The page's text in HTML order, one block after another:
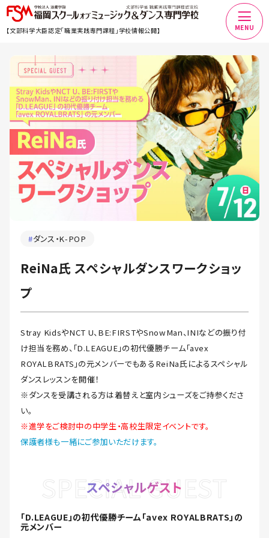
【文部科学大臣認定「職業実践専門課程」学校情報公開】 MENU
#ダンス・K-POP
ReiNa氏 スペシャルダンスワークショッ
プ
Stray KidsやNCT U、BE:FIRSTやSnowMan、INIなどの振り付
け担当を務め、「D.LEAGUE」の初代優勝チーム「avex
ROYALBRATS」の元メンバーでもあるReiNa氏によるスペシャル
ダンスレッスンを開催！
※ダンスを受講される方は着替えと室内シューズをご持参くださ
い。
※進学をご検討中の中学生・高校生限定イベントです。
保護者様も一緒にご参加いただけます。
SPECIAL GUEST
スペシャルゲスト
「D.LEAGUE」の初代優勝チーム「avex ROYALBRATS」の
元メンバー